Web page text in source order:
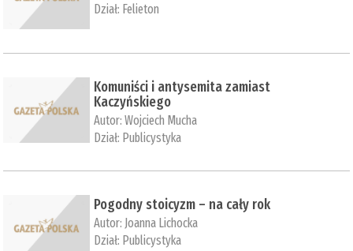
Dział: Felieton
Komuniści i antysemita zamiast
Kaczyńskiego
Autor:Wojciech Mucha
Dział: Publicystyka
Pogodny stoicyzm – na cały rok
Autor: Joanna Lichocka
Dział: Publicystyka